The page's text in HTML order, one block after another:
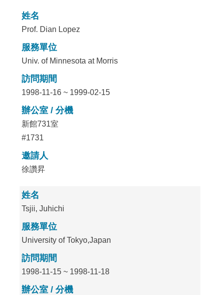
姓名
Prof. Dian Lopez
服務單位
Univ. of Minnesota at Morris
訪問期間
1998-11-16 ~ 1999-02-15
辦公室 / 分機
新館731室
#1731
邀請人
徐讚昇
姓名
Tsjii, Juhichi
服務單位
University of Tokyo,Japan
訪問期間
1998-11-15 ~ 1998-11-18
辦公室 / 分機